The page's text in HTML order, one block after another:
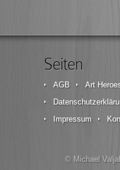
Seiten
AGB
Art
Impressum
© Michael